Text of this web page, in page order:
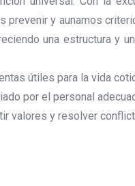
prevenir y aunamos
una estructura y
útiles para la vida
por el personal
valores y resolver